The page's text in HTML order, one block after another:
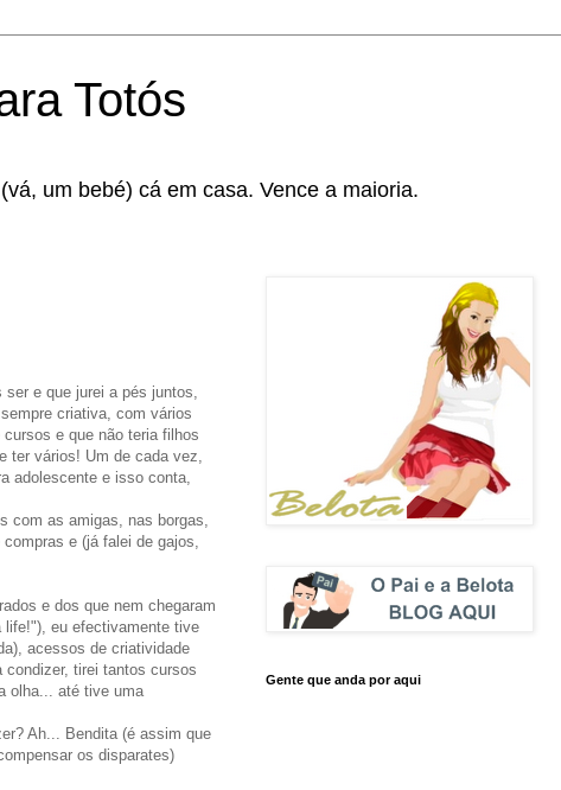
Totós
um bebé) cá em casa. Vence a maioria.
e que jurei a pés juntos,
criativa, com vários
e que não teria filhos
ter vários! Um de cada vez,
adolescente e isso conta,
com as amigas, nas borgas,
e (já falei de gajos,
e dos que nem chegaram
life!"), eu efectivamente tive
acessos de criatividade
tirei tantos cursos
olha... até tive uma
Ah... Bendita (é assim que
os disparates)
Gente que anda por aqui